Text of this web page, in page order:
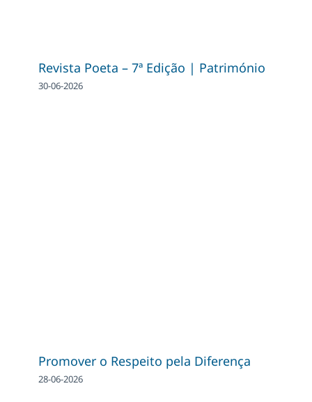
Revista Poeta – 7ª Edição | Património
30-06-2026
Promover o Respeito pela Diferença
28-06-2026